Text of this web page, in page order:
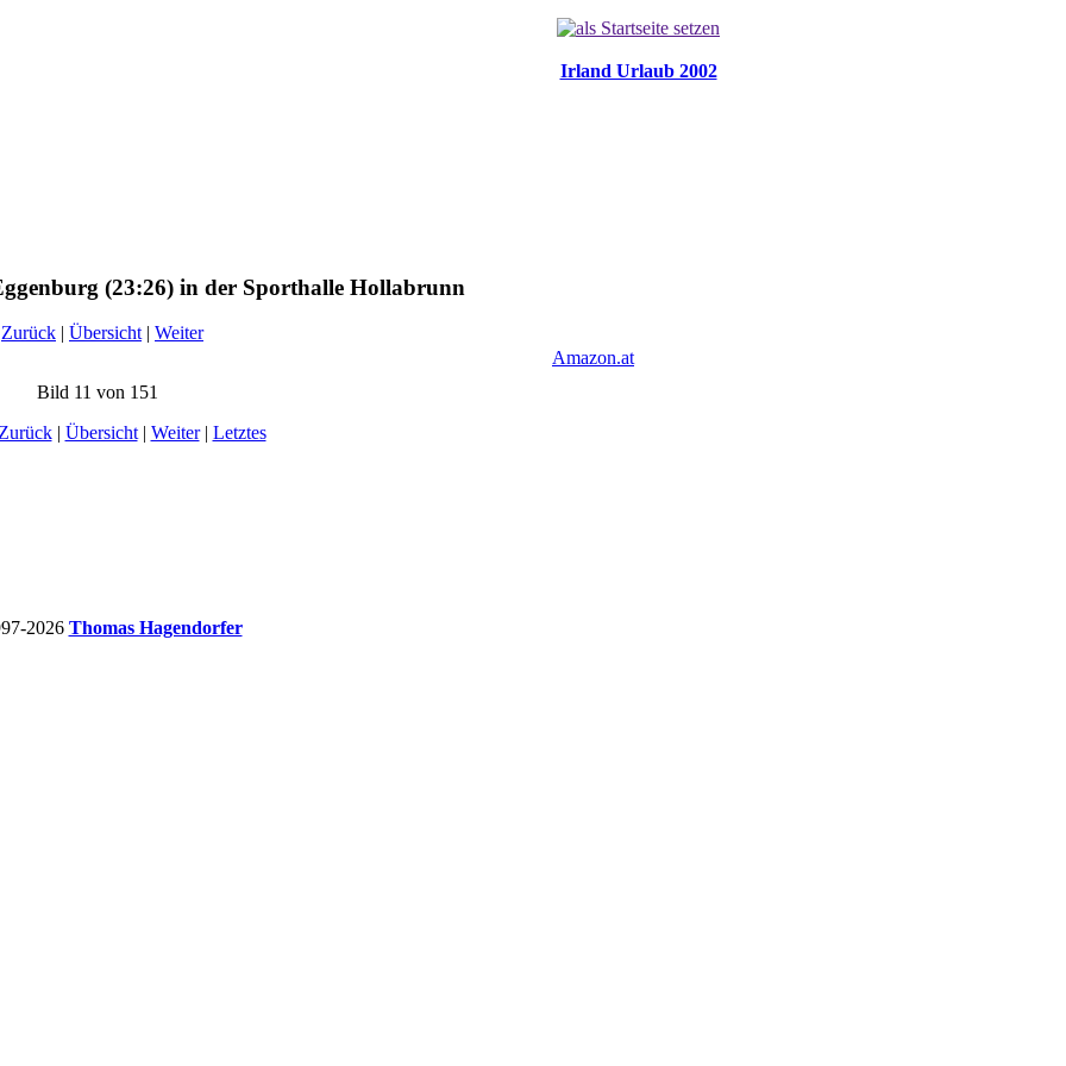
Irland Urlaub 2002
(23:26) in der Sporthalle Hollabrunn
Zurück | Übersicht| Weiter
Bild 11 von 151
| Übersicht| Weiter| Letztes
Amazon.at
2026 Thomas Hagendorfer